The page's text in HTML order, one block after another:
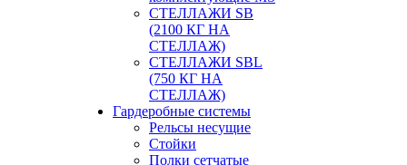
СТЕЛЛАЖИ SB
(2100 КГ НА
СТЕЛЛАЖ)
СТЕЛЛАЖИ SBL
(750 КГ НА
СТЕЛЛАЖ)
Гардеробные системы
Рельсы несущие
Стойки
Полки сетчатые